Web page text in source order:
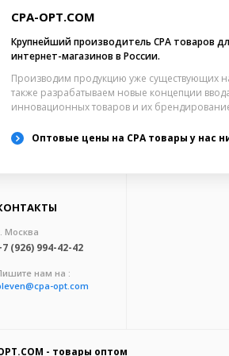
CPA-OPT.COM
Крупнейший производитель CPA товаров
интернет-магазинов в России.
Производим продукцию уже существующих
также разрабатываем новые концепции
инновационных товаров и их
Оптовые цены на CPA товары у нас
Москва
(926) 994-42-42
нам на :
opt.com
- товары оптом